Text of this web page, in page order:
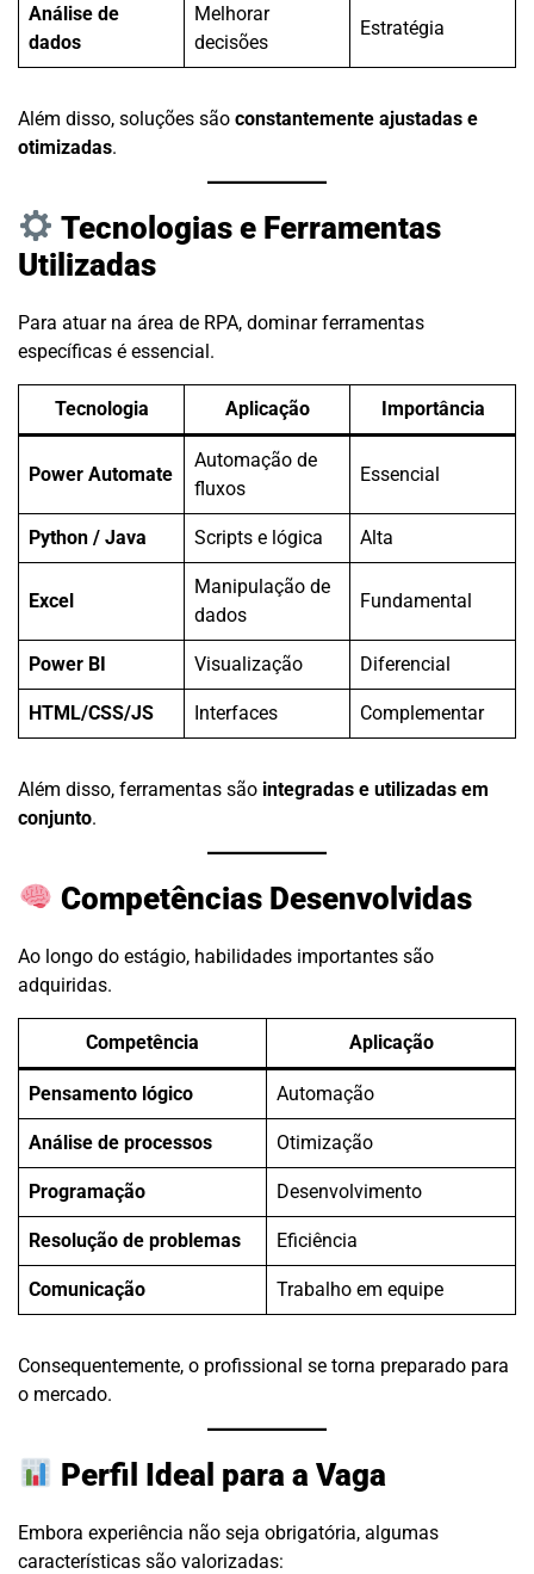
Análise de
dados
Melhorar
decisões
Estratégia
Além disso, soluções são constantemente ajustadas e
otimizadas.
Tecnologias e Ferramentas
Utilizadas
Para atuar na área de RPA, dominar ferramentas
específicas é essencial.
Tecnologia Aplicação Importância
Power Automate
Automação de
fluxos
Essencial
Python / Java Scripts e lógica Alta
Excel
Manipulação de
dados
Fundamental
Power BI Visualização Diferencial
HTML/CSS/JS Interfaces Complementar
Além disso, ferramentas são integradas e utilizadas em
conjunto.
Competências Desenvolvidas
Ao longo do estágio, habilidades importantes são
adquiridas.
Competência Aplicação
Pensamento lógico Automação
Análise de processos Otimização
Programação Desenvolvimento
Resolução de problemas Eficiência
Comunicação Trabalho em equipe
Consequentemente, o profissional se torna preparado para
o mercado.
Perfil Ideal para a Vaga
Embora experiência não seja obrigatória, algumas
características são valorizadas: